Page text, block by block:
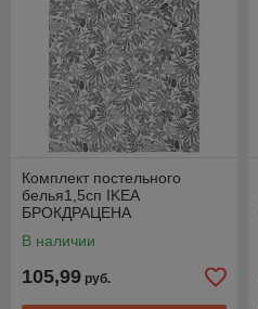
Комплект постельного
белья1,5сп IKEA
БРОКДРАЦЕНА
150х200/50х60см белый
В наличии
105,99 руб.